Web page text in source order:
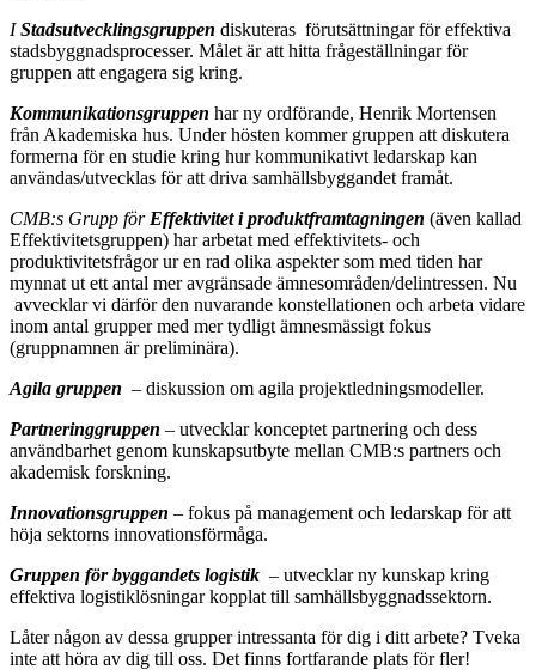
IStadsutvecklingsgruppen diskuteras förutsättningar för effektiva
stadsbyggnadsprocesser. Målet är att hitta frågeställningar för
gruppen att engagera sig kring.
Kommunikationsgruppen har ny ordförande, Henrik Mortensen
från Akademiska hus. Under hösten kommer gruppen att diskutera
formerna för en studie kring hur kommunikativt ledarskap kan
användas/utvecklas för att driva samhällsbyggandet framåt.
CMB:s Grupp för Effektivitet i produktframtagningen (även kallad
Effektivitetsgruppen) har arbetat med effektivitets- och
produktivitetsfrågor ur en rad olika aspekter som med tiden har
mynnat ut ett antal mer avgränsade ämnesområden/delintressen. Nu
avvecklar vi därför den nuvarande konstellationen och arbeta vidare
inom antal grupper med mer tydligt ämnesmässigt fokus
(gruppnamnen är preliminära).
Agila gruppen – diskussion om agila projektledningsmodeller.
Partneringgruppen – utvecklar konceptet partnering och dess
användbarhet genom kunskapsutbyte mellan CMB:s partners och
akademisk forskning.
Innovationsgruppen – fokus på management och ledarskap för att
höja sektorns innovationsförmåga.
Gruppen för byggandets logistik – utvecklar ny kunskap kring
effektiva logistiklösningar kopplat till samhällsbyggnadssektorn.
Låter någon av dessa grupper intressanta för dig i ditt arbete? Tveka
inte att höra av dig till oss. Det finns fortfarande plats för fler!